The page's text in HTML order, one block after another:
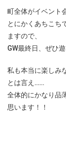
町全体がイベント
とにかくあちこち
ますので、
GW最終日、ぜひ
私も本当に楽しみ
とは言え……
全体的にかなり品
思います！！